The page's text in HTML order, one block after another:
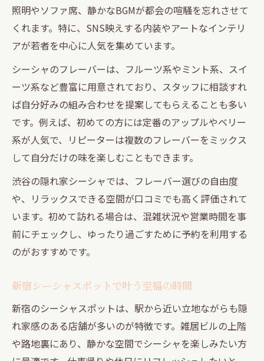
照明やソファ席、静かなBGMが都会の喧騒を忘れさせて
くれます。特に、SNS映えする内装やアートなインテリ
アが若者を中心に人気を集めています。
シーシャのフレーバーは、フルーツ系やミント系、スイ
ーツ系など豊富に用意されており、スタッフに相談すれ
ば自分好みの組み合わせを提案してもらえることも多い
です。例えば、初めての方には定番のアップルやベリー
系が人気で、リピーターは複数のフレーバーをミックス
して自分だけの味を楽しむこともできます。
渋谷の隠れ家シーシャでは、フレーバー選びの自由度
や、リラックスできる空間が口コミでも高く評価されて
います。初めて訪れる場合は、混雑状況や営業時間を事
前にチェックし、ゆったり過ごすために予約を利用する
のがおすすめです。
新宿シーシャスポットで叶う至福の時間
新宿のシーシャスポットは、駅から近い立地ながらも隠
れ家感のある店舗が多いのが特徴です。雑居ビルの上階
や路地裏にあり、静かな空間でシーシャを楽しみたい方